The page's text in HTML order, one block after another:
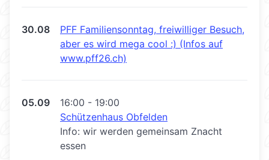
30.08
PFF Familiensonntag, freiwilliger Besuch,
aber es wird mega cool :) (Infos auf
www.pff26.ch)
05.09
16:00 - 19:00
Schützenhaus Obfelden
Info: wir werden gemeinsam Znacht
essen